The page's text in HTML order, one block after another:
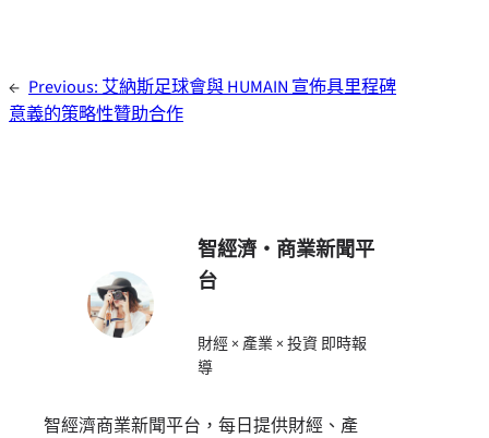
← Previous: 艾納斯足球會與 HUMAIN 宣佈具里程碑
意義的策略性贊助合作
智經濟・商業新聞平
台
財經 × 產業 × 投資 即時報
導
智經濟商業新聞平台，每日提供財經、產